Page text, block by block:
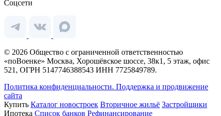
Соцсети
© 2026 Общество с ограниченной ответственностью
«поВоенке» Москва, Хорошёвское шоссе, 38к1, 5 этаж, офис
521, ОГРН 5147746388543 ИНН 7725849789.
Политика конфиденциальности. Поддержка и продвижение
сайта
Купить Каталог новостроек Вторичное жильё Застройщики
Ипотека Список банков Рефинансирование